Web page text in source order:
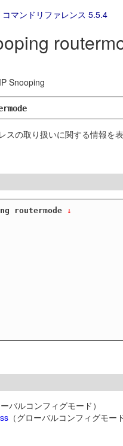
マンドリファレンス 5.5.4
Snooping
スの取り扱いに関する情報を
routermode ↓
ーバルコンフィグモード）
（グローバルコンフィグモー